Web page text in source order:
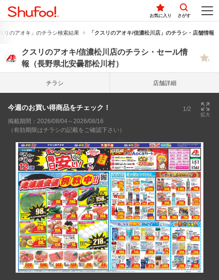
お気に入り さがす
リのアオキ」のチラシ検索結果 「クスリのアオキ/信濃松川店」のチラシ・店舗情報
クスリのアオキ/信濃松川店のチラシ・セール情
報（長野県北安曇郡松川村）
チラシ 店舗詳細
今週のお買い得商品をチェック！ 1/2
拡大
掲載期間：2026/08/04～2026/08/16
（有効期限はチラシの記載をご確認下さい）